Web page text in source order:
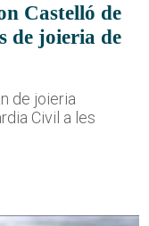
Castelló de
de joieria de
de joieria
Civil a les